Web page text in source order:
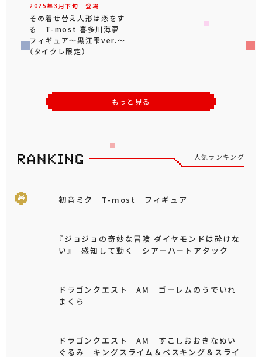
2025年3 月下旬 登場
その着せ替え人形は恋をす
る T-most 喜多川海夢
フィギュア～黒江雫ver.～
（タイクレ限定）
もっと見る
人気ランキング
初音ミク T-most フィギュア
『ジョジョの奇妙な冒険 ダイヤモンドは砕けな
い』 感知して動く シアーハートアタック
ドラゴンクエスト AM ゴーレムのうでいれ
まくら
ドラゴンクエスト AM すこしおおきなぬい
ぐるみ キングスライム＆ベスキング＆スライ